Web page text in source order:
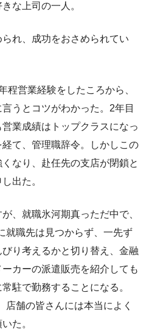
な上司の一人。
れ、成功をおさめられてい
程営業経験をしたころから、
うとコツがわかった。2年目
業成績はトップクラスになっ
て、管理職辞令。しかしこの
なり、赴任先の支店が閉鎖と
出た。
、就職氷河期真っただ中で、
就職先は見つからず、一先ず
り考えるかと切り替え、金融
カーの派遣販売を紹介しても
駐で勤務することになる。
店舗の皆さんには本当によく
た。